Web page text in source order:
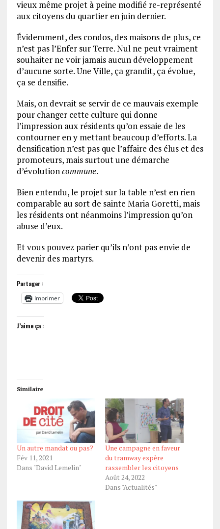
vieux même projet à peine modifié re-représenté
aux citoyens du quartier en juin dernier.
Évidemment, des condos, des maisons de plus, ce
n’est pas l’Enfer sur Terre. Nul ne peut vraiment
souhaiter ne voir jamais aucun développement
d’aucune sorte. Une Ville, ça grandit, ça évolue,
ça se densifie.
Mais, on devrait se servir de ce mauvais exemple
pour changer cette culture qui donne
l’impression aux résidents qu’on essaie de les
contourner en y mettant beaucoup d’efforts. La
densification n’est pas que l’affaire des élus et des
promoteurs, mais surtout une démarche
d’évolution commune.
Bien entendu, le projet sur la table n’est en rien
comparable au sort de sainte Maria Goretti, mais
les résidents ont néanmoins l’impression qu’on
abuse d’eux.
Et vous pouvez parier qu’ils n’ont pas envie de
devenir des martyrs.
Partager :
Imprimer
J’aime ça :
Similaire
Un autre mandat ou pas?
Fév 11, 2021
Dans "David Lemelin"
Une campagne en faveur
du tramway espère
rassembler les citoyens
Août 24, 2022
Dans "Actualités"